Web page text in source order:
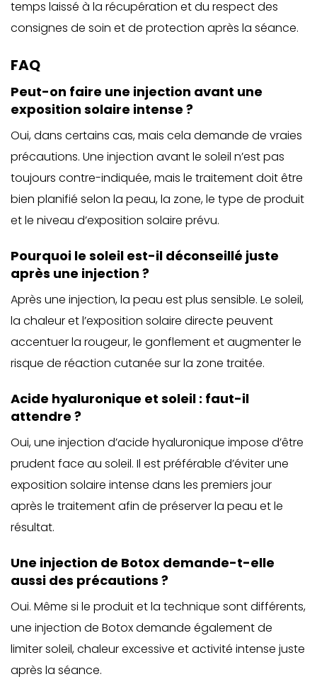
temps laissé à la récupération et du respect des
consignes de soin et de protection après la séance.
FAQ
Peut-on faire une injection avant une
exposition solaire intense ?
Oui, dans certains cas, mais cela demande de vraies
précautions. Une injection avant le soleil n’est pas
toujours contre-indiquée, mais le traitement doit être
bien planifié selon la peau, la zone, le type de produit
et le niveau d’exposition solaire prévu.
Pourquoi le soleil est-il déconseillé juste
après une injection ?
Après une injection, la peau est plus sensible. Le soleil,
la chaleur et l’exposition solaire directe peuvent
accentuer la rougeur, le gonflement et augmenter le
risque de réaction cutanée sur la zone traitée.
Acide hyaluronique et soleil : faut-il
attendre ?
Oui, une injection d’acide hyaluronique impose d’être
prudent face au soleil. Il est préférable d’éviter une
exposition solaire intense dans les premiers jour
après le traitement afin de préserver la peau et le
résultat.
Une injection de Botox demande-t-elle
aussi des précautions ?
Oui. Même si le produit et la technique sont différents,
une injection de Botox demande également de
limiter soleil, chaleur excessive et activité intense juste
après la séance.